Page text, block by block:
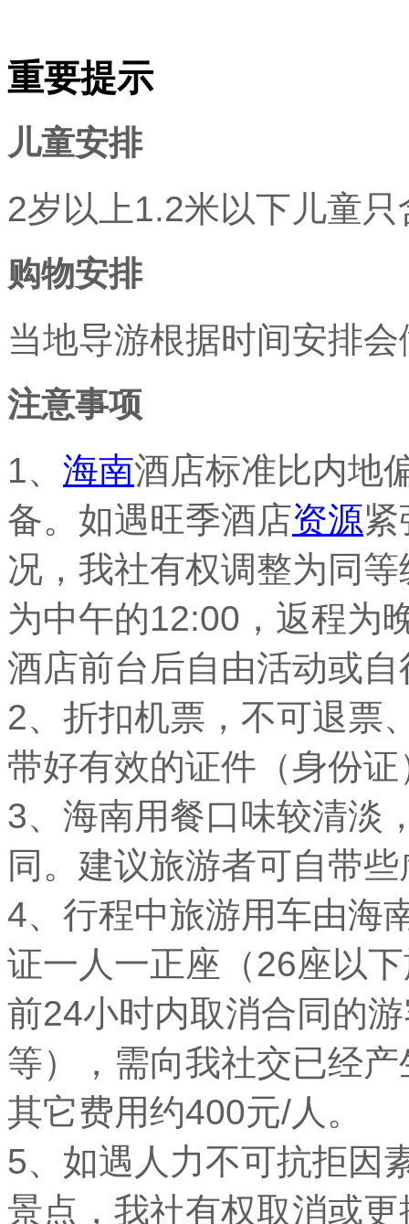
重要提示
儿童安排
2岁以上1.2米以下儿童
购物安排
当地导游根据时间安排
注意事项
1、 海南酒店标准比内地
备。如遇旺季酒店资源
况，我社有权调整为同
为中午的12:00，返程为
酒店前台后自由活动或
2、折扣机票，不可退票
带好有效的证件（身份
3、海南用餐口味较清淡
同。建议旅游者可自带
4、行程中旅游用车由海
证一人一正座（26座以
前24小时内取消合同的
等），需向我社交已经
其它费用约400元/人。
5、如遇人力不可抗拒因
景点，我社有权取消或